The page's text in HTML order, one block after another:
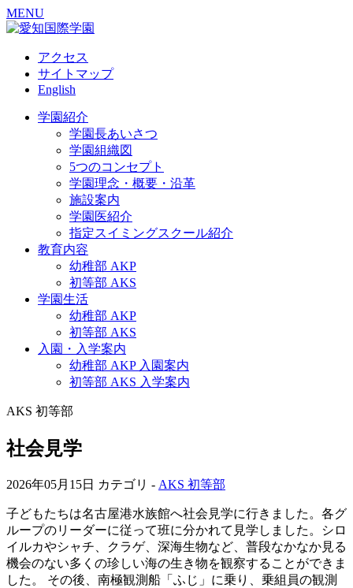
MENU
アクセス
サイトマップ
English
学園紹介
学園長あいさつ
学園組織図
5つのコンセプト
学園理念・概要・沿革
施設案内
学園医紹介
指定スイミングスクール紹介
教育内容
幼稚部 AKP
初等部 AKS
学園生活
幼稚部 AKP
初等部 AKS
入園・入学案内
幼稚部 AKP 入園案内
初等部 AKS 入学案内
AKS 初等部
社会見学
2026年05月15日 カテゴリ - AKS 初等部
子どもたちは名古屋港水族館へ社会見学に行きました。各グ
ループのリーダーに従って班に分かれて見学しました。シロ
イルカやシャチ、クラゲ、深海生物など、普段なかなか見る
機会のない多くの珍しい海の生き物を観察することができま
した。 その後、南極観測船「ふじ」に乗り、乗組員の観測